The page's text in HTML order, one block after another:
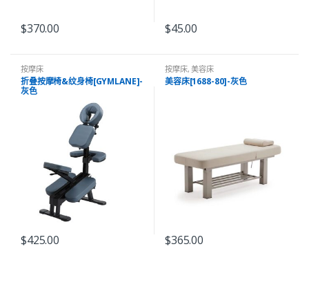
$370.00 $45.00
按摩床
折叠按摩椅&纹身椅[GYMLANE]-
灰色
$425.00
按摩床,美容床
美容床[1688-80]-灰色
$365.00